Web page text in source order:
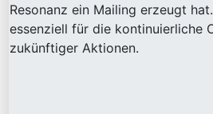
Resonanz ein Mailing erzeugt
essenziell für die kontinuierliche
zukünftiger Aktionen.